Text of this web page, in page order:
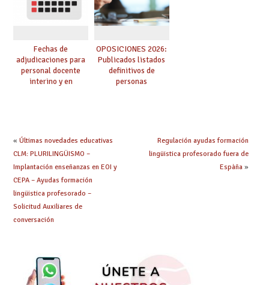
Fechas de
adjudicaciones para
personal docente
interino y en
OPOSICIONES 2026:
Publicados listados
definitivos de
personas
« Últimas novedades educativas
CLM: PLURILINGÜISMO –
Implantación enseñanzas en EOI y
CEPA – Ayudas formación
lingüistica profesorado –
Solicitud Auxiliares de
conversación
Regulación ayudas formación
lingüistica profesorado fuera de
Espàña»